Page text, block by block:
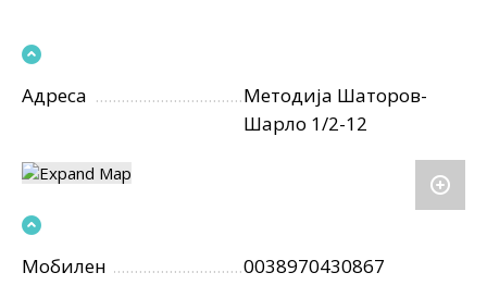
Адреса
Методија Шаторов-
Шарло 1/2-12
Мобилен
0038970430867